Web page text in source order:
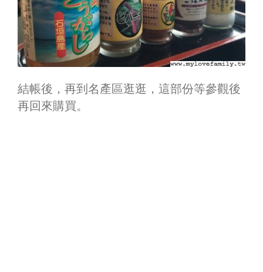
結帳後，再到名產區逛逛，這部份等參觀後
再回來購買。